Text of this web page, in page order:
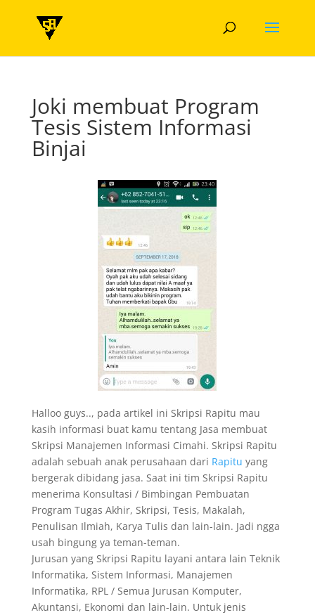
Joki membuat Program
Tesis Sistem Informasi
Binjai
Halloo guys.., pada artikel ini Skripsi Rapitu mau
kasih informasi buat kamu tentang Jasa membuat
Skripsi Manajemen Informasi Cimahi. Skripsi Rapitu
adalah sebuah anak perusahaan dari Rapitu yang
bergerak dibidang jasa. Saat ini tim Skripsi Rapitu
menerima Konsultasi / Bimbingan Pembuatan
Program Tugas Akhir, Skripsi, Tesis, Makalah,
Penulisan Ilmiah, Karya Tulis dan lain-lain. Jadi ngga
usah bingung ya teman-teman.
Jurusan yang Skripsi Rapitu layani antara lain Teknik
Informatika, Sistem Informasi, Manajemen
Informatika, RPL / Semua Jurusan Komputer,
Akuntansi, Ekonomi dan lain-lain. Untuk jenis